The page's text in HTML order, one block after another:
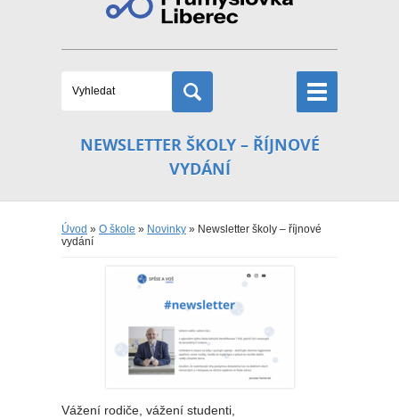
NEWSLETTER ŠKOLY – ŘÍJNOVÉ
VYDÁNÍ
Úvod » O škole » Novinky » Newsletter školy – říjnové
vydání
Vážení rodiče, vážení studenti,